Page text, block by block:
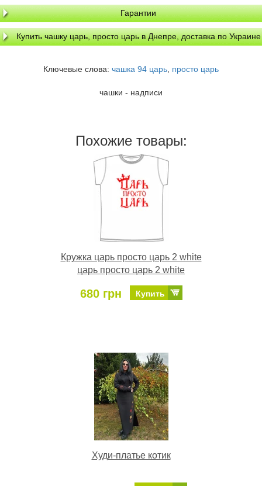
Гарантии
Купить чашку царь, просто царь в Днепре, доставка по Украине
Ключевые слова: чашка 94 царь просто царь
чашки - надписи
Похожие товары:
Кружка царь просто царь 2 white
царь просто царь 2 white
680 грн Купить
Худи-платье котик